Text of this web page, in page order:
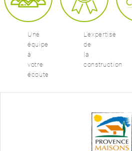
Une
équipe
à
votre
écoute
L'expertise
de
la
construction